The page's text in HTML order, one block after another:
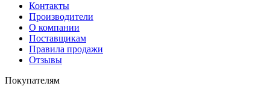
Контакты
Производители
О компании
Поставщикам
Правила продажи
Отзывы
Покупателям